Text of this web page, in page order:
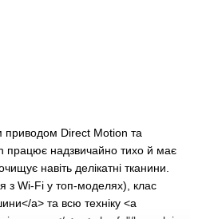
приводом Direct Motion та
працює надзвичайно тихо й має
навіть делікатні тканини.
з Wi-Fi у топ-моделях), клас
a> та всю техніку <a